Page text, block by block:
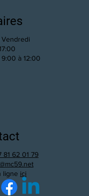
Vendredi
9:00 à 12:00
81 62 01 79
ligne ici